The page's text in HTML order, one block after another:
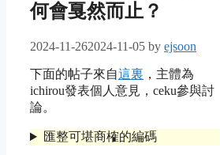
何會戛然而止？
2024-11-262024-11-05 by ejsoon
下面的帖子來自這裏 ，主體為
ichirou發表個人意見，ceku參與討
論。
匯整可堪商榷的編碼